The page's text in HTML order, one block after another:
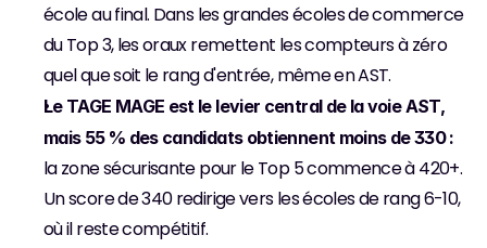
école au final. Dans les grandes écoles de commerce
du Top 3, les oraux remettent les compteurs à zéro
quel que soit le rang d'entrée, même en AST.
Le TAGE MAGE est le levier central de la voie AST,
mais 55 % des candidats obtiennent moins de 330 :
la zone sécurisante pour le Top 5 commence à 420+.
Un score de 340 redirige vers les écoles de rang 6-10,
où il reste compétitif.